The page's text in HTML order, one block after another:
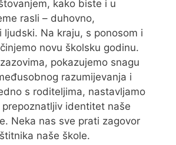
kako biste i u
rasli – duhovno,
ljudski. Na kraju, s ponosom i
novu školsku godinu.
pokazujemo snagu
razumijevanja i
s roditeljima, nastavljamo
identitet naše
Neka nas sve prati zagovor
naše škole.